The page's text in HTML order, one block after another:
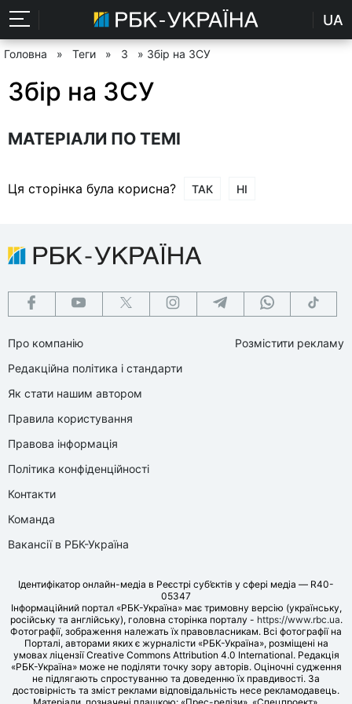
UA
Головна » Теги » З » Збір на ЗСУ
Збір на ЗСУ
МАТЕРІАЛИ ПО ТЕМІ
Ця сторінка була корисна? ТАК НІ
Про компанію
Редакційна політика і стандарти
Як стати нашим автором
Правила користування
Правова інформація
Політика конфіденційності
Контакти
Команда
Вакансії в РБК-Україна
Розмістити рекламу
Ідентифікатор онлайн-медіа в Реєстрі суб’єктів у сфері медіа — R40-
05347
Інформаційний портал «РБК-Україна» має тримовну версію (українську,
російську та англійську), головна сторінка порталу - https://www.rbc.ua.
Фотографії, зображення належать їх правовласникам. Всі фотографії на
Порталі, авторами яких є журналісти «РБК-Україна», розміщені на
умовах ліцензії Creative Commons Attribution 4.0 International. Редакція
«РБК-Україна» може не поділяти точку зору авторів. Оціночні судження
не підлягають спростуванню та доведенню їх правдивості. За
достовірність та зміст реклами відповідальність несе рекламодавець.